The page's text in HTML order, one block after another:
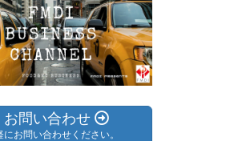
お問い合わせ
にお問い合わせください。